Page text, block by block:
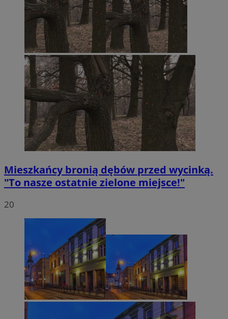
Mieszkańcy bronią dębów przed wycinką.
"To nasze ostatnie zielone miejsce!"
20